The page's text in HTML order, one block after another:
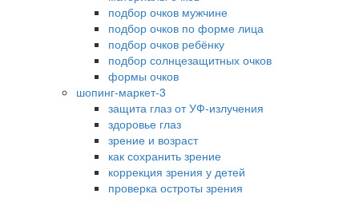
подбор очков мужчине
подбор очков по форме лица
подбор очков ребёнку
подбор солнцезащитных очков
формы очков
шопинг-маркет-3
защита глаз от УФ-излучения
здоровье глаз
зрение и возраст
как сохранить зрение
коррекция зрения у детей
проверка остроты зрения